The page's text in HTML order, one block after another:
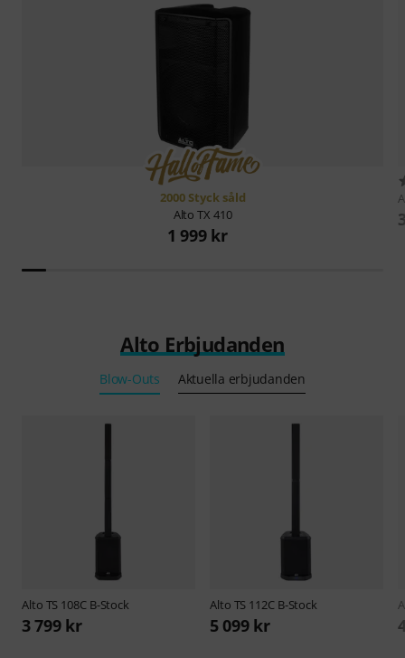
2000 Styck såld
AltoTX 410
1 999 kr
Alto Erbjudanden
Blow-Outs Aktuella erbjudanden
Alto TS 108C B-Stock
3 799 kr
Alto TS 112C B-Stock
5 099 kr